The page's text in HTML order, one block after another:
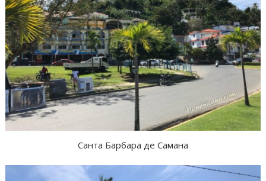
Санта Барбара де Самана